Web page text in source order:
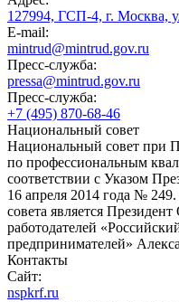
127994, ГСП-4, г. Москва,
E-mail:
mintrud@mintrud.gov.ru
Пресс-служба:
pressa@mintrud.gov.ru
Пресс-служба:
+7 (495) 870-68-46
Национальный совет
Национальный совет при
по профессиональным
соответствии с Указом
16 апреля 2014 года №
совета является
работодателей
предпринимателей»
Контакты
Сайт:
nspkrf.ru